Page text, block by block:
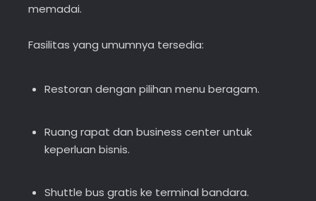
memadai.
Fasilitas yang umumnya tersedia:
Restoran dengan pilihan menu beragam.
Ruang rapat dan business center untuk
keperluan bisnis.
Shuttle bus gratis ke terminal bandara.